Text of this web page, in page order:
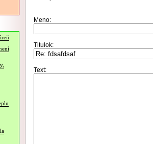
Meno:
Titulok:
Text: